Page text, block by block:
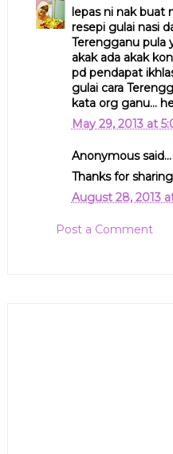
lepas ni nak buat
resepi gulai nasi
Terengganu pula
akak ada akak
pd pendapat
gulai cara
kata org ganu...
May 29, 2013 at
Anonymous said...
Thanks for
August 28, 2013
Post a Comment